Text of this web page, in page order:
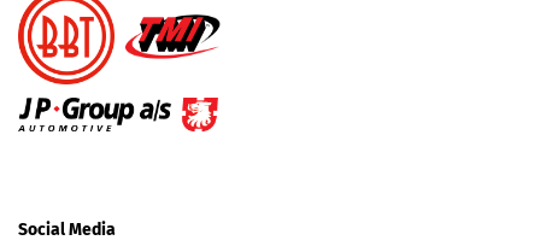
Social Media